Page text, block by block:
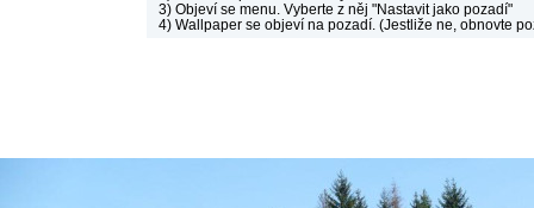
3) Objeví se menu. Vyberte z něj "Nastavit jako pozadí"
4) Wallpaper se objeví na pozadí. (Jestliže ne, obnovte